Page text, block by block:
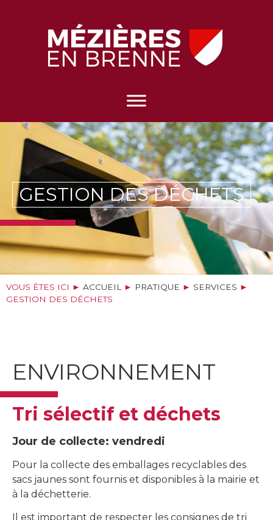
GESTION DES DÉCHETS
VOUS ÊTES ICI ► ACCUEIL ► PRATIQUE ► SERVICES ►
GESTION DES DÉCHETS
ENVIRONNEMENT
Tri sélectif et déchets
Jour de collecte: vendredi
Pour la collecte des emballages recyclables des
sacs jaunes sont fournis et disponibles à la mairie et
à la déchetterie.
Il est important de respecter les consignes de tri